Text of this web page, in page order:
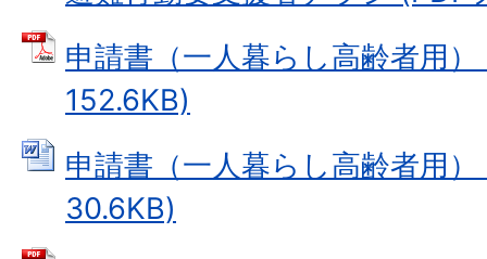
申請書（一人暮らし高齢者用
152.6KB)
申請書（一人暮らし高齢者用
30.6KB)